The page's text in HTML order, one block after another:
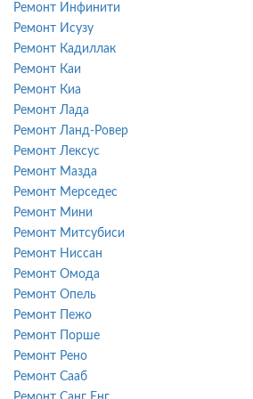
Ремонт Инфинити
Ремонт Исузу
Ремонт Кадиллак
Ремонт Каи
Ремонт Киа
Ремонт Лада
Ремонт Ланд-Ровер
Ремонт Лексус
Ремонт Мазда
Ремонт Мерседес
Ремонт Мини
Ремонт Митсубиси
Ремонт Ниссан
Ремонт Омода
Ремонт Опель
Ремонт Пежо
Ремонт Порше
Ремонт Рено
Ремонт Сааб